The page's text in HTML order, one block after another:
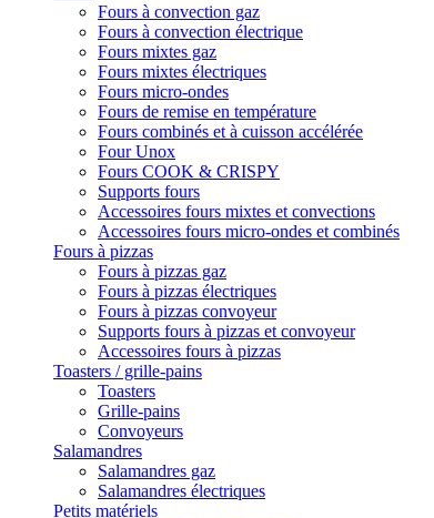
Fours à convection gaz
Fours à convection électrique
Fours mixtes gaz
Fours mixtes électriques
Fours micro-ondes
Fours de remise en température
Fours combinés et à cuisson accélérée
Four Unox
Fours COOK & CRISPY
Supports fours
Accessoires fours mixtes et convections
Accessoires fours micro-ondes et combinés
Fours à pizzas
Fours à pizzas gaz
Fours à pizzas électriques
Fours à pizzas convoyeur
Supports fours à pizzas et convoyeur
Accessoires fours à pizzas
Toasters / grille-pains
Toasters
Grille-pains
Convoyeurs
Salamandres
Salamandres gaz
Salamandres électriques
Petits matériels